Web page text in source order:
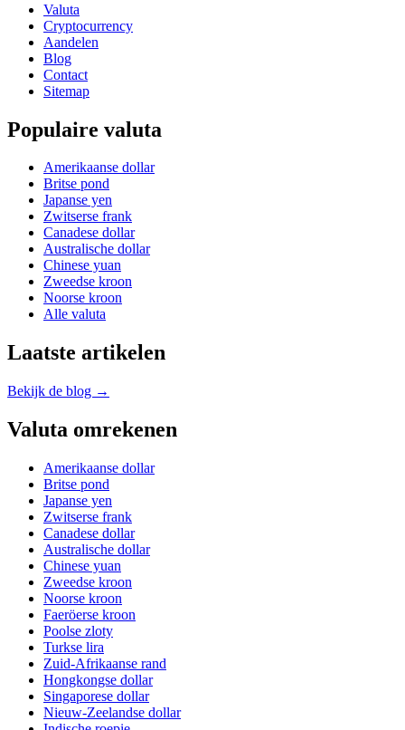
Valuta
Cryptocurrency
Aandelen
Blog
Contact
Sitemap
Populaire valuta
Amerikaanse dollar
Britse pond
Japanse yen
Zwitserse frank
Canadese dollar
Australische dollar
Chinese yuan
Zweedse kroon
Noorse kroon
Alle valuta
Laatste artikelen
Bekijk de blog →
Valuta omrekenen
Amerikaanse dollar
Britse pond
Japanse yen
Zwitserse frank
Canadese dollar
Australische dollar
Chinese yuan
Zweedse kroon
Noorse kroon
Faeröerse kroon
Poolse zloty
Turkse lira
Zuid-Afrikaanse rand
Hongkongse dollar
Singaporese dollar
Nieuw-Zeelandse dollar